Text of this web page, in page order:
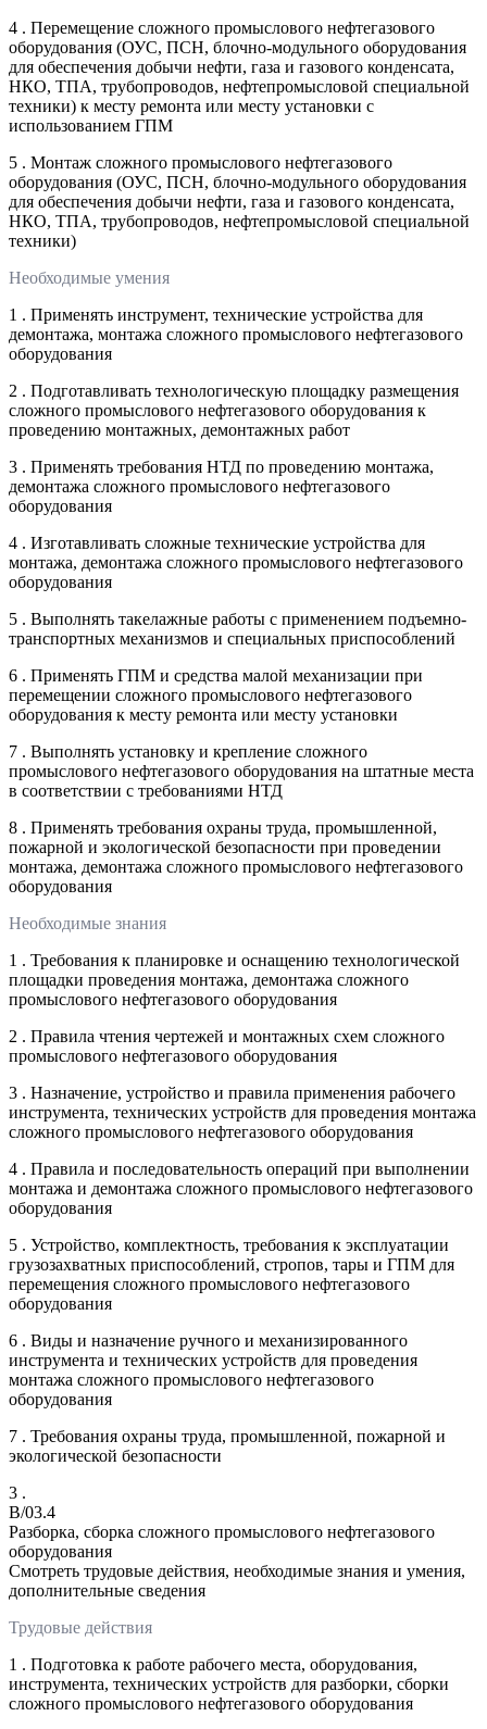
4 . Перемещение сложного промыслового нефтегазового
оборудования (ОУС, ПСН, блочно-модульного оборудования
для обеспечения добычи нефти, газа и газового конденсата,
НКО, ТПА, трубопроводов, нефтепромысловой специальной
техники) к месту ремонта или месту установки с
использованием ГПМ
5 . Монтаж сложного промыслового нефтегазового
оборудования (ОУС, ПСН, блочно-модульного оборудования
для обеспечения добычи нефти, газа и газового конденсата,
НКО, ТПА, трубопроводов, нефтепромысловой специальной
техники)
Необходимые умения
1 . Применять инструмент, технические устройства для
демонтажа, монтажа сложного промыслового нефтегазового
оборудования
2 . Подготавливать технологическую площадку размещения
сложного промыслового нефтегазового оборудования к
проведению монтажных, демонтажных работ
3 . Применять требования НТД по проведению монтажа,
демонтажа сложного промыслового нефтегазового
оборудования
4 . Изготавливать сложные технические устройства для
монтажа, демонтажа сложного промыслового нефтегазового
оборудования
5 . Выполнять такелажные работы с применением подъемно-
транспортных механизмов и специальных приспособлений
6 . Применять ГПМ и средства малой механизации при
перемещении сложного промыслового нефтегазового
оборудования к месту ремонта или месту установки
7 . Выполнять установку и крепление сложного
промыслового нефтегазового оборудования на штатные места
в соответствии с требованиями НТД
8 . Применять требования охраны труда, промышленной,
пожарной и экологической безопасности при проведении
монтажа, демонтажа сложного промыслового нефтегазового
оборудования
Необходимые знания
1 . Требования к планировке и оснащению технологической
площадки проведения монтажа, демонтажа сложного
промыслового нефтегазового оборудования
2 . Правила чтения чертежей и монтажных схем сложного
промыслового нефтегазового оборудования
3 . Назначение, устройство и правила применения рабочего
инструмента, технических устройств для проведения монтажа
сложного промыслового нефтегазового оборудования
4 . Правила и последовательность операций при выполнении
монтажа и демонтажа сложного промыслового нефтегазового
оборудования
5 . Устройство, комплектность, требования к эксплуатации
грузозахватных приспособлений, стропов, тары и ГПМ для
перемещения сложного промыслового нефтегазового
оборудования
6 . Виды и назначение ручного и механизированного
инструмента и технических устройств для проведения
монтажа сложного промыслового нефтегазового
оборудования
7 . Требования охраны труда, промышленной, пожарной и
экологической безопасности
3 .
B/03.4
Разборка, сборка сложного промыслового нефтегазового
оборудования
Смотреть трудовые действия, необходимые знания и умения,
дополнительные сведения
Трудовые действия
1 . Подготовка к работе рабочего места, оборудования,
инструмента, технических устройств для разборки, сборки
сложного промыслового нефтегазового оборудования